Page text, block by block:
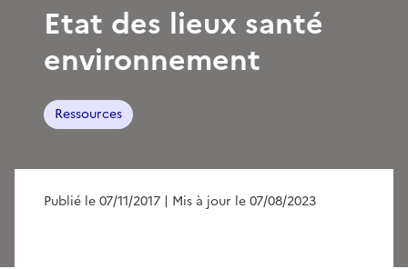
Etat des lieux santé
environnement
Ressources
Publié le 07/11/2017 | Mis à jour le 07/08/2023